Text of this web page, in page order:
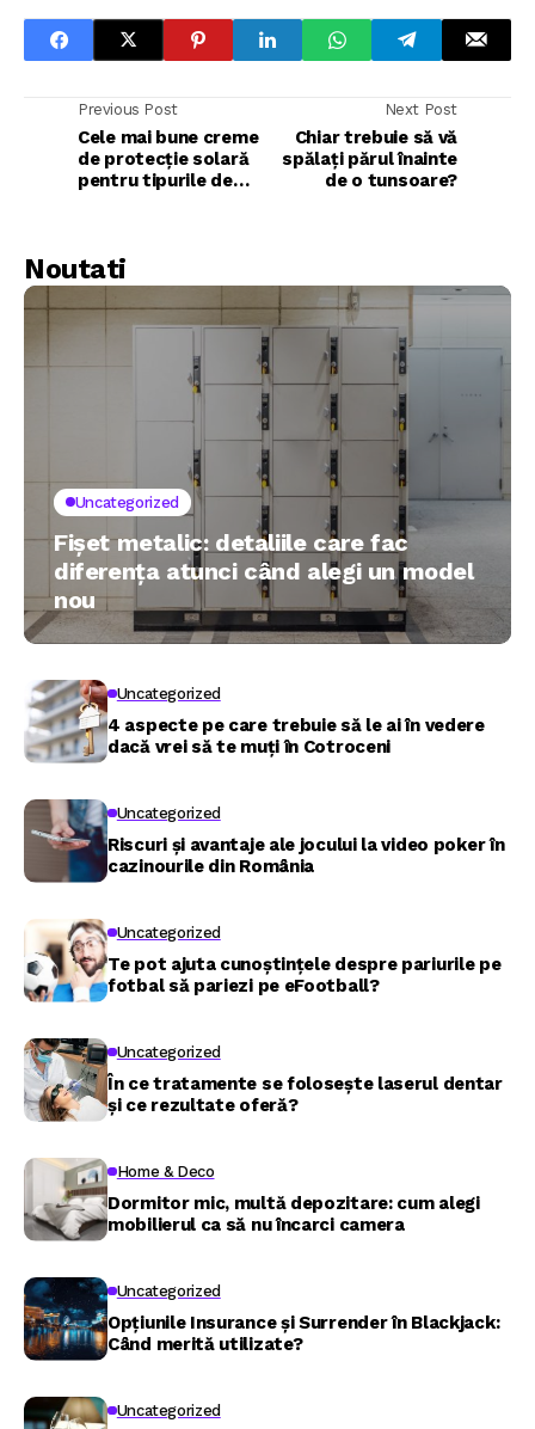
Previous Post
Cele mai bune creme
de protecție solară
pentru tipurile de
Next Post
Chiar trebuie să vă
spălați părul înainte
de o tunsoare?
Noutati
Uncategorized
Fișet metalic: detaliile care fac
diferența atunci când alegi un model
nou
Uncategorized
4 aspecte pe care trebuie să le ai în vedere
dacă vrei să te muți în Cotroceni
Uncategorized
Riscuri și avantaje ale jocului la video poker în
cazinourile din România
Uncategorized
Te pot ajuta cunoștințele despre pariurile pe
fotbal să pariezi pe eFootball?
Uncategorized
În ce tratamente se folosește laserul dentar
și ce rezultate oferă?
Home & Deco
Dormitor mic, multă depozitare: cum alegi
mobilierul ca să nu încarci camera
Uncategorized
Opțiunile Insurance și Surrender în Blackjack:
Când merită utilizate?
Uncategorized